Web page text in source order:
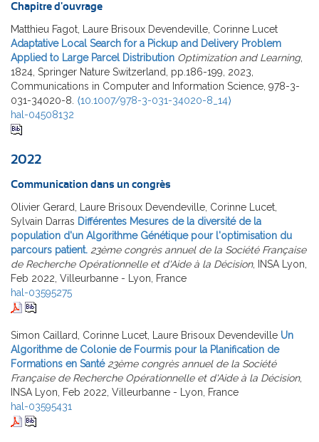
Chapitre d'ouvrage
Matthieu Fagot, Laure Brisoux Devendeville, Corinne Lucet
Adaptative Local Search for a Pickup and Delivery Problem
Applied to Large Parcel Distribution Optimization and Learning,
1824, Springer Nature Switzerland, pp.186-199, 2023,
Communications in Computer and Information Science, 978-3-
031-34020-8. ⟨10.1007/978-3-031-34020-8_14⟩
hal-04508132
2022
Communication dans un congrès
Olivier Gerard, Laure Brisoux Devendeville, Corinne Lucet,
Sylvain Darras Différentes Mesures de la diversité de la
population d'un Algorithme Génétique pour l'optimisation du
parcours patient. 23ème congrès annuel de la Société Française
de Recherche Opérationnelle et d'Aide à la Décision, INSA Lyon,
Feb 2022, Villeurbanne - Lyon, France
hal-03595275
Simon Caillard, Corinne Lucet, Laure Brisoux Devendeville Un
Algorithme de Colonie de Fourmis pour la Planification de
Formations en Santé 23ème congrès annuel de la Société
Française de Recherche Opérationnelle et d'Aide à la Décision,
INSA Lyon, Feb 2022, Villeurbanne - Lyon, France
hal-03595431